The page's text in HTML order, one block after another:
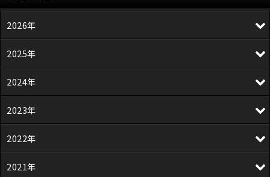
2026年
2025年
2024年
2023年
2022年
2021年